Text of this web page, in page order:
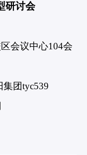
研讨会
会议中心104会
团tyc539